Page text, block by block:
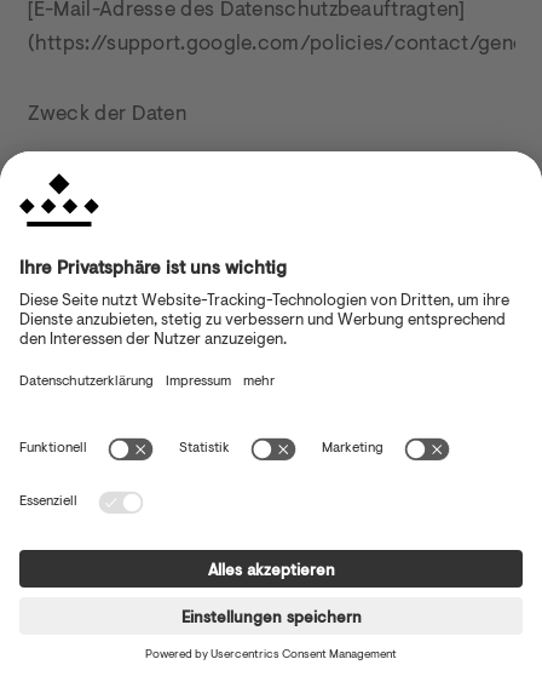
Wohnung finden
[E-Mail-Adresse des Datenschutzbeauftragten]
(https://support.google.com/policies/contact/
Zweck der Daten
Diese Liste stellt die Zwecke der Datenerhebung
und -verarbeitung dar.
dieser Dienst Daten sammelt. Typische
Technologien sind Cookies und Pixel, die im